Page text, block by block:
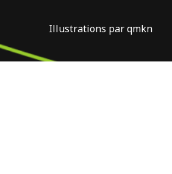
Illustrations par qmkn